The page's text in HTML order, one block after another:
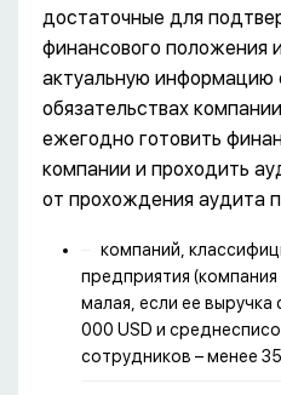
достаточные для
финансового положения
актуальную информацию
обязательствах
ежегодно готовить
компании и проходить
от прохождения аудита
компаний,
предприятия
малая, если ее выручка
000 USD и
сотрудников – менее